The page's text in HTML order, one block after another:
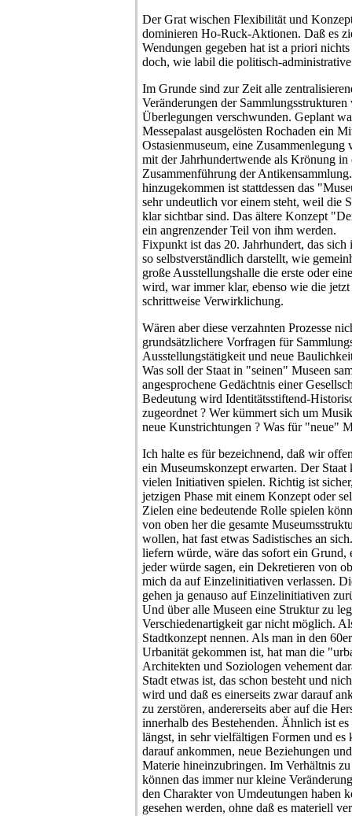
Der Grat wischen Flexibilität und
dominieren Ho-Ruck-Aktionen. Daß es
Wendungen gegeben hat ist a priori
doch, wie labil die politisch-
Im Grunde sind zur Zeit alle
Veränderungen der
Überlegungen verschwunden. Geplant
Messepalast ausgelösten Rochaden ein
Ostasienmuseum, eine
mit der Jahrhundertwende als Krönung in
Zusammenführung der
hinzugekommen ist stattdessen das
sehr undeutlich vor einem steht, weil die
klar sichtbar sind. Das ältere Konzept
ein angrenzender Teil von ihm werden.
Fixpunkt ist das 20. Jahrhundert, das
so selbstverständlich darstellt, wie
große Ausstellungshalle die erste oder
wird, war immer klar, ebenso wie die
schrittweise Verwirklichung.
Wären aber diese verzahnten Prozesse
grundsätzlichere Vorfragen für
Ausstellungstätigkeit und neue
Was soll der Staat in "seinen" Museen
angesprochene Gedächtnis einer
Bedeutung wird Identitätsstiftend-
zugeordnet ? Wer kümmert sich um
neue Kunstrichtungen ? Was für "neue"
Ich halte es für bezeichnend, daß wir
ein Museumskonzept erwarten. Der
vielen Initiativen spielen. Richtig ist
jetzigen Phase mit einem Konzept oder
Zielen eine bedeutende Rolle spielen
von oben her die gesamte
wollen, hat fast etwas Sadistisches an
liefern würde, wäre das sofort ein Grund,
jeder würde sagen, ein Dekretieren von
mich da auf Einzelinitiativen verlassen.
gehen ja genauso auf Einzelinitiativen
Und über alle Museen eine Struktur zu
Verschiedenartigkeit gar nicht möglich.
Stadtkonzept nennen. Als man in den
Urbanität gekommen ist, hat man die
Architekten und Soziologen vehement
Stadt etwas ist, das schon besteht und
wird und daß es einerseits zwar darauf
zu zerstören, andererseits aber auf die
innerhalb des Bestehenden. Ähnlich ist
längst, in sehr vielfältigen Formen und es
darauf ankommen, neue Beziehungen
Materie hineinzubringen. Im Verhältnis
können das immer nur kleine
den Charakter von Umdeutungen haben
gesehen werden, ohne daß es materiell